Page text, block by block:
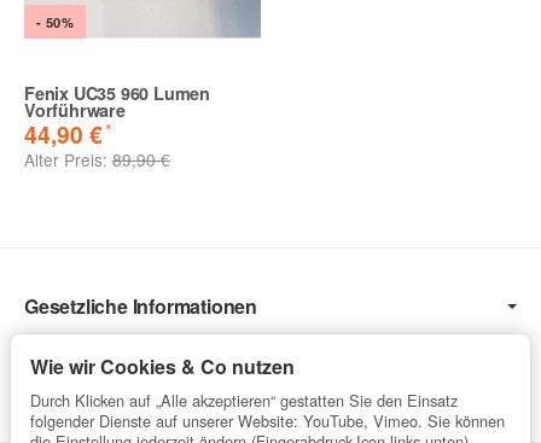
- 50%
Fenix UC35 960 Lumen
Vorführware
44,90 €*
Alter Preis: 89,90 €
Gesetzliche Informationen
Service
Wie wir Cookies & Co nutzen
Durch Klicken auf „Alle akzeptieren“ gestatten Sie den Einsatz
folgender Dienste auf unserer Website: YouTube, Vimeo. Sie können